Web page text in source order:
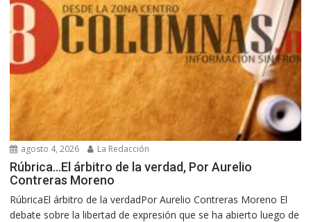
agosto 4, 2026 La Redacción
Rúbrica…El árbitro de la verdad, Por Aurelio
Contreras Moreno
RúbricaEl árbitro de la verdadPor Aurelio Contreras Moreno El
debate sobre la libertad de expresión que se ha abierto luego de